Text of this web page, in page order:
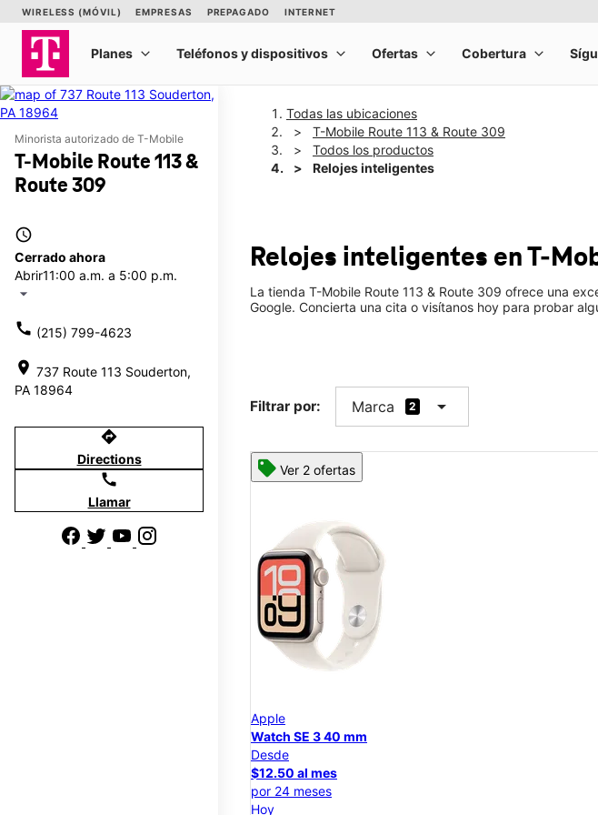
Minorista autorizado de T-Mobile
T-Mobile Route 113 &
Route 309
access_time
Cerrado ahora
Abrir11:00 a.m. a 5:00 p.m.
arrow_drop_down
call (215) 799-4623
location_on 737 Route 113 Souderton,
PA 18964
directions
Directions
call
Llamar
Todas las ubicaciones
T-Mobile Route 113 & Route 309
Todos los productos
Relojes inteligentes
Relojes inteligentes en T-
La tienda T-Mobile Route 113 & Route 309 ofrece una
Google. Concierta una cita o visítanos hoy para probar
Filtrar por: Marca 2 arrow_drop_down
Ver 2 ofertas
Apple
Watch SE 3 40 mm
Desde
$12.50 al mes
por 24 meses
Hoy